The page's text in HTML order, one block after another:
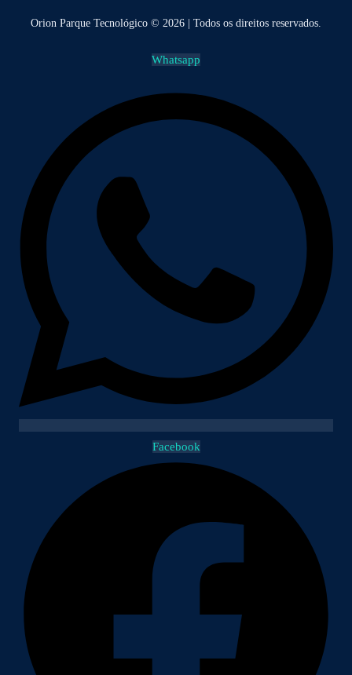
Orion Parque Tecnológico © 2026 | Todos os direitos reservados.
Whatsapp
Facebook